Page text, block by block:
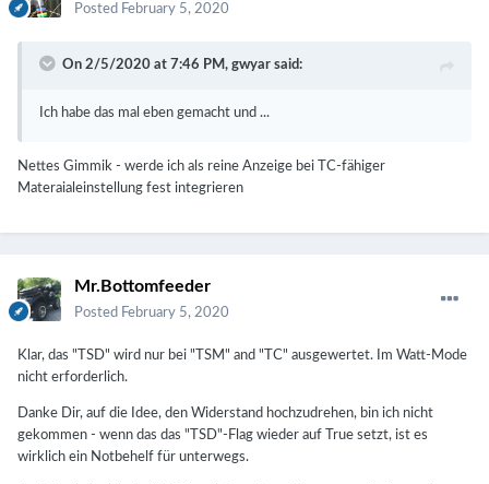
Posted February 5, 2020
On 2/5/2020 at 7:46 PM, gwyar said:
Ich habe das mal eben gemacht und ...
Nettes Gimmik - werde ich als reine Anzeige bei TC-fähiger
Materaialeinstellung fest integrieren
Mr.Bottomfeeder
Posted February 5, 2020
Klar, das "TSD" wird nur bei "TSM" and "TC" ausgewertet. Im Watt-Mode
nicht erforderlich.
Danke Dir, auf die Idee, den Widerstand hochzudrehen, bin ich nicht
gekommen - wenn das das "TSD"-Flag wieder auf True setzt, ist es
wirklich ein Notbehelf für unterwegs.